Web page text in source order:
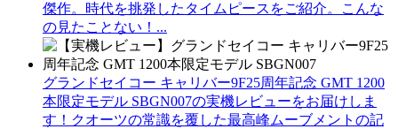
傑作。時代を挑発したタイムピースをご紹介。こんな
の見たことない！...
グランドセイコー キャリバー9F25周年記念 GMT 1200
本限定モデル SBGN007の実機レビューをお届けしま
す！クオーツの常識を覆した最高峰ムーブメントの記